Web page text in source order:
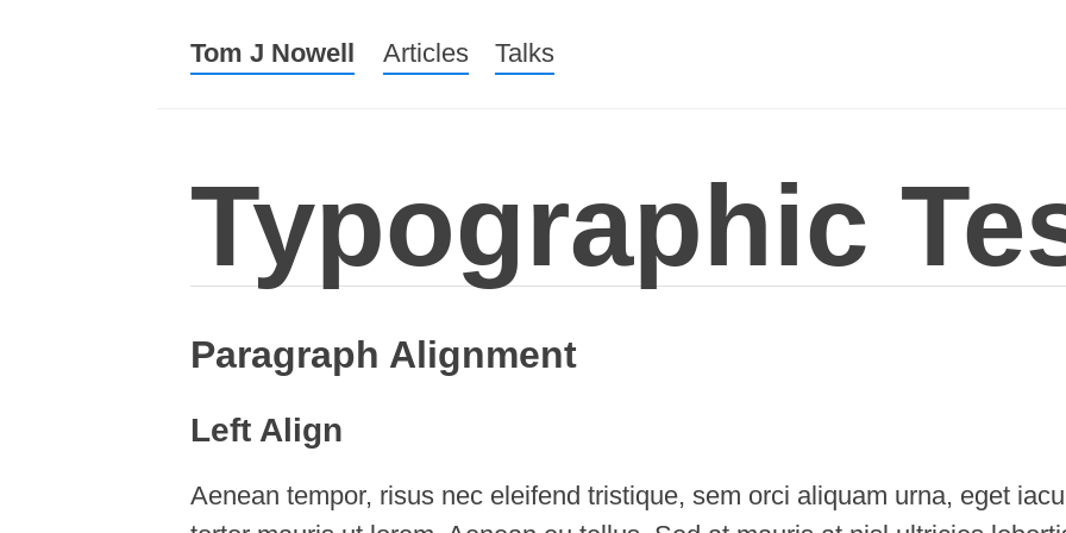
Tom J Nowell Menu
Skip to content
Articles Talks
Typographic
Paragraph Alignment
Left Align
Aenean tempor, risus nec eleifend tristique, sem orci aliquam urna, eget